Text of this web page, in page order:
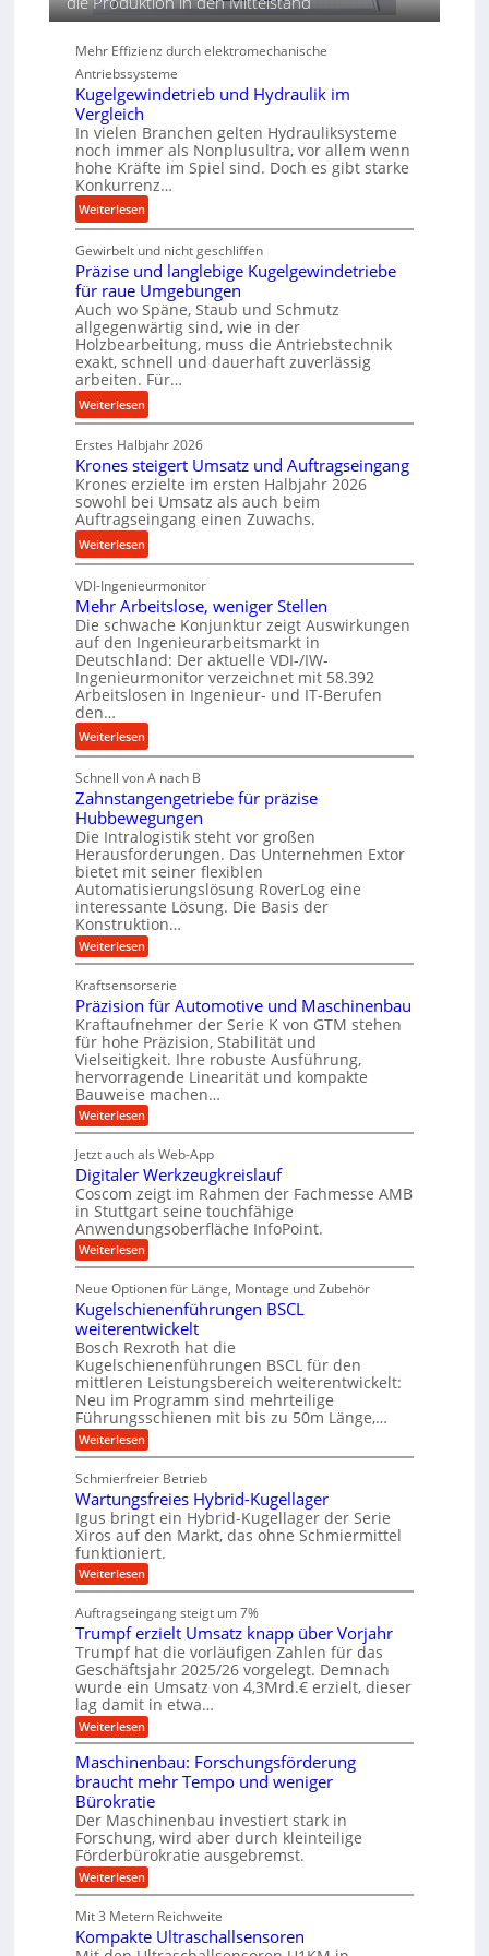
e
i
e
P
e
r
f
o
r
m
a
n
c
e
b
e
i
m
ü
c
k
p
r
z
e
s
s
Mehr Effizienz durch elektromechanische
Antriebssysteme
Kugelgewindetrieb und Hydraulik im
Vergleich
In vielen Branchen gelten Hydrauliksysteme
noch immer als Nonplusultra, vor allem wenn
hohe Kräfte im Spiel sind. Doch es gibt starke
Konkurrenz…
Weiterlesen:
K
u
g
e
l
g
e
w
i
n
d
e
t
r
i
b
u
n
d
H
y
d
r
a
u
k
i
m
V
e
r
g
l
c
h
Gewirbelt und nicht geschliffen
Präzise und langlebige Kugelgewindetriebe
für raue Umgebungen
Auch wo Späne, Staub und Schmutz
allgegenwärtig sind, wie in der
Holzbearbeitung, muss die Antriebstechnik
exakt, schnell und dauerhaft zuverlässig
arbeiten. Für…
Weiterlesen:
P
r
ä
z
i
s
e
u
n
d
l
a
n
g
e
b
g
e
K
u
g
e
l
g
e
w
n
d
e
t
r
i
e
b
e
f
ü
r
r
a
u
e
U
m
g
e
b
u
n
g
e
n
Erstes Halbjahr 2026
Krones steigert Umsatz und Auftragseingang
Krones erzielte im ersten Halbjahr 2026
sowohl bei Umsatz als auch beim
Auftragseingang einen Zuwachs.
Weiterlesen:
K
r
o
n
e
s
s
e
i
g
r
t
U
m
s
a
t
z
n
d
A
u
f
t
r
s
e
i
n
g
a
n
g
VDI-Ingenieurmonitor
Mehr Arbeitslose, weniger Stellen
Die schwache Konjunktur zeigt Auswirkungen
auf den Ingenieurarbeitsmarkt in
Deutschland: Der aktuelle VDI-/IW-
Ingenieurmonitor verzeichnet mit 58.392
Arbeitslosen in Ingenieur- und IT-Berufen
den…
Weiterlesen:
M
e
h
r
A
r
b
e
i
t
s
l
o
s
e
,
w
e
n
i
g
e
r
S
t
l
l
e
n
Schnell von A nach B
Zahnstangengetriebe für präzise
Hubbewegungen
Die Intralogistik steht vor großen
Herausforderungen. Das Unternehmen Extor
bietet mit seiner flexiblen
Automatisierungslösung RoverLog eine
interessante Lösung. Die Basis der
Konstruktion…
Weiterlesen:
Z
h
n
s
t
a
n
g
e
n
g
t
r
i
e
b
e
f
ü
p
r
ä
z
i
s
e
H
u
b
b
e
w
e
g
u
n
g
e
n
Kraftsensorserie
Präzision für Automotive und Maschinenbau
Kraftaufnehmer der Serie K von GTM stehen
für hohe Präzision, Stabilität und
Vielseitigkeit. Ihre robuste Ausführung,
hervorragende Linearität und kompakte
Bauweise machen…
Weiterlesen:
P
ä
z
i
s
i
o
n
f
r
A
u
t
o
m
o
t
i
v
e
n
d
M
a
s
c
h
i
e
n
b
a
u
Jetzt auch als Web-App
Digitaler Werkzeugkreislauf
Coscom zeigt im Rahmen der Fachmesse AMB
in Stuttgart seine touchfähige
Anwendungsoberfläche InfoPoint.
Weiterlesen:
D
g
i
t
a
l
e
r
W
e
r
k
z
e
u
g
k
r
e
i
s
a
u
f
Neue Optionen für Länge, Montage und Zubehör
Kugelschienenführungen BSCL
weiterentwickelt
Bosch Rexroth hat die
Kugelschienenführungen BSCL für den
mittleren Leistungsbereich weiterentwickelt:
Neu im Programm sind mehrteilige
Führungsschienen mit bis zu 50m Länge,…
Weiterlesen:
K
g
e
l
s
c
h
i
e
e
n
f
ü
h
r
u
n
g
e
B
S
C
L
w
e
i
t
e
e
Schmierfreier Betrieb
Wartungsfreies Hybrid-Kugellager
Igus bringt ein Hybrid-Kugellager der Serie
Xiros auf den Markt, das ohne Schmiermittel
funktioniert.
Weiterlesen:
W
r
t
u
n
g
s
r
e
i
e
s
H
y
b
r
i
d
-
u
g
Auftragseingang steigt um 7%
Trumpf erzielt Umsatz knapp über Vorjahr
Trumpf hat die vorläufigen Zahlen für das
Geschäftsjahr 2025/26 vorgelegt. Demnach
wurde ein Umsatz von 4,3Mrd.€ erzielt, dieser
lag damit in etwa…
Weiterlesen:
T
u
m
p
f
e
r
z
i
e
t
U
Maschinenbau: Forschungsförderung
braucht mehr Tempo und weniger
Bürokratie
Der Maschinenbau investiert stark in
Forschung, wird aber durch kleinteilige
Förderbürokratie ausgebremst.
Weiterlesen:
M
s
c
h
Mit 3 Metern Reichweite
Kompakte Ultraschallsensoren